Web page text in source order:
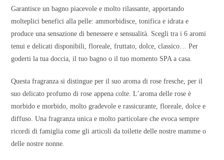
Garantisce un bagno piacevole e molto rilassante, apportando
molteplici benefici alla pelle: ammorbidisce, tonifica e idrata e
produce una sensazione di benessere e sensualità. Scegli tra i 6 aromi
tenui e delicati disponibili, floreale, fruttato, dolce, classico… Per
goderti la tua doccia, il tuo bagno o il tuo momento SPA a casa.
Questa fragranza si distingue per il suo aroma di rose fresche, per il
suo delicato profumo di rose appena colte. L’aroma delle rose è
morbido e morbido, molto gradevole e rassicurante, floreale, dolce e
diffuso. Una fragranza unica e molto particolare che evoca sempre
ricordi di famiglia come gli articoli da toilette delle nostre mamme o
delle nostre nonne.